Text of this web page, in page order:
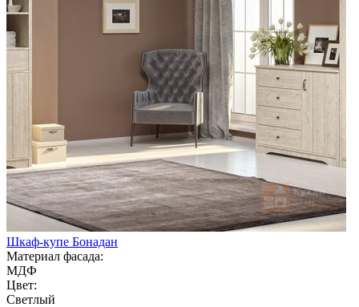
Шкаф-купе Бонадан
Материал фасада:
МДФ
Цвет:
Светлый